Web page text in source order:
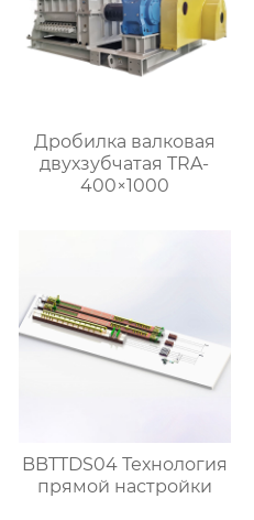
Дробилка валковая
двухзубчатая TRA-
400×1000
BBTTDS04 Технология
прямой настройки